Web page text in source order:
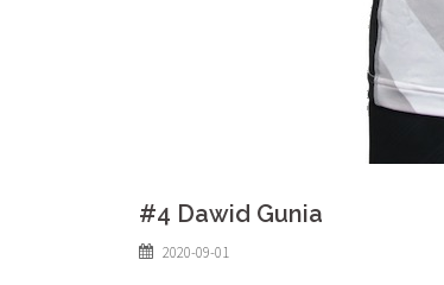
#4 Dawid Gunia
2020-09-01